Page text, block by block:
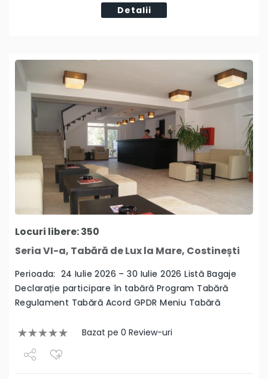
Detalii
Locuri libere: 350
Seria VI-a, Tabără de Lux la Mare, Costinești
Perioada: 24 Iulie 2026 – 30 Iulie 2026 Listă Bagaje
Declarație participare în tabără Program Tabără
Regulament Tabără Acord GPDR Meniu Tabără
Bazat pe 0 Review-uri